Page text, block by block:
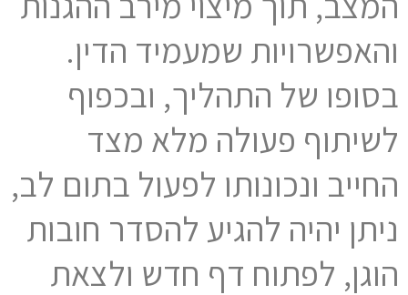
והאפשרויות שמעמיד הדין.
בסופו של התהליך, ובכפוף
לשיתוף פעולה מלא מצד
החייב ונכונותו לפעול בתום לב,
ניתן יהיה להגיע להסדר חובות
הוגן, לפתוח דף חדש ולצאת